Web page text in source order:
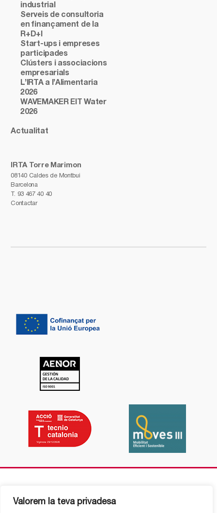
Valorem la teva privadesa
IRTA Torre Marimon
08140 Caldes de Montbui
Barcelona
T. 93 467 40 40
Contactar
industrial
Serveis de consultoria
en finançament de la
R+D+I
Start-ups i empreses
participades
Clústers i associacions
empresarials
L’IRTA a l’Alimentaria
2026
WAVEMAKER EIT Water
2026
Actualitat